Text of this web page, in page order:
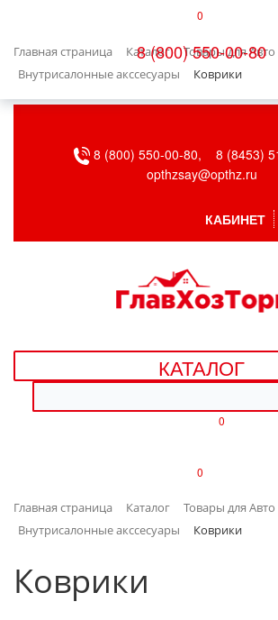
0
8 (800) 550-00-80
Главная страница Каталог
Товары для Авто
Внутрисалонные акссесуары
Коврики
БЫТОВАЯ ТЕХНИКА
ВЕНТИЛЯЦИЯ
ДАЧА, САД И ОГОРОД
ДЕТСКИЕ ТОВАРЫ
ИНТЕРЬЕР
8 (800) 550-00-80,
8 (8453)
opthzsay@opthz.ru
КАБИНЕТ
КАТАЛОГ
0
0
Главная страница Каталог
Товары для Авто
Внутрисалонные акссесуары
Коврики
Коврики